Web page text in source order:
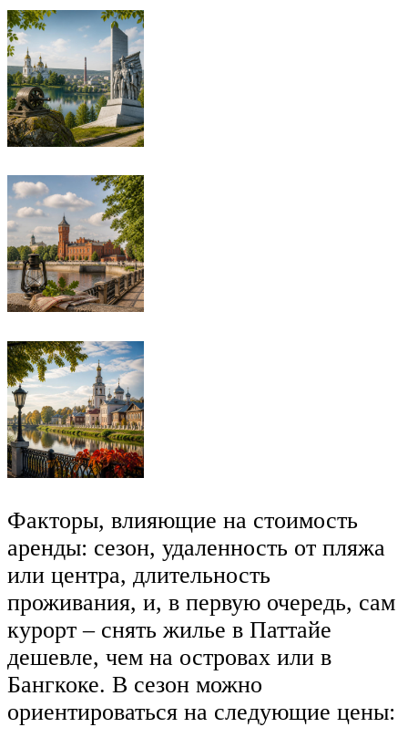
Факторы, влияющие на стоимость
аренды: сезон, удаленность от пляжа
или центра, длительность
проживания, и, в первую очередь, сам
курорт – снять жилье в Паттайе
дешевле, чем на островах или в
Бангкоке. В сезон можно
ориентироваться на следующие цены: